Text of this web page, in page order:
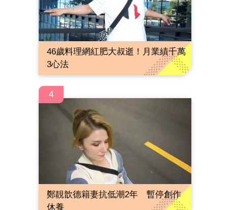
46歲料理網紅肥大叔逝！月業績千萬
3心法
4
鄭靚歆德籍妻抗低潮2年 暫停創作
休養